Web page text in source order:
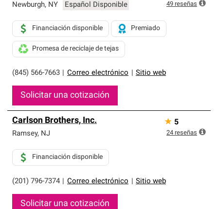
Newburgh, NY Español Disponible
(845) 566-7663 Correo electrónico Sitio web
Financiación disponible Premiado
Promesa de reciclaje de tejas
Solicitar una cotización
49 reseñas
Carlson Brothers, Inc.
Ramsey, NJ
(201) 796-7374 Correo electrónico Sitio web
Financiación disponible
Solicitar una cotización
★ 5
24 reseñas